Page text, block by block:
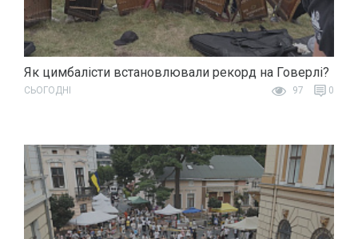
Як цимбалісти встановлювали рекорд на Говерлі?
СЬОГОДНІ 97 0